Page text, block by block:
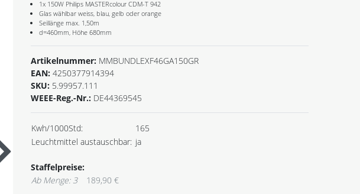
1x 150W Philips MASTERcolour CDM-T 942
Glas wählbar weiss, blau, gelb oder orange
Seillänge max. 1,50m
d=460mm, Höhe 680mm
Artikelnummer: MMBUNDLEXF46GA150GR
EAN: 4250377914394
SKU: 5.99957.111
WEEE-Reg.-Nr.: DE44369545
Kwh/1000Std:
165
Leuchtmittel austauschbar: ja
Staffelpreise:
Ab Menge: 3
189,90 €